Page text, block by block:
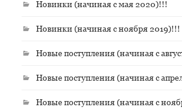
Новинки (начиная с мая 2020)!!!
Новинки (начиная с ноября 2019)!!!
Новые поступления (начиная с
Новые поступления (начиная с
Новые поступления (начиная с